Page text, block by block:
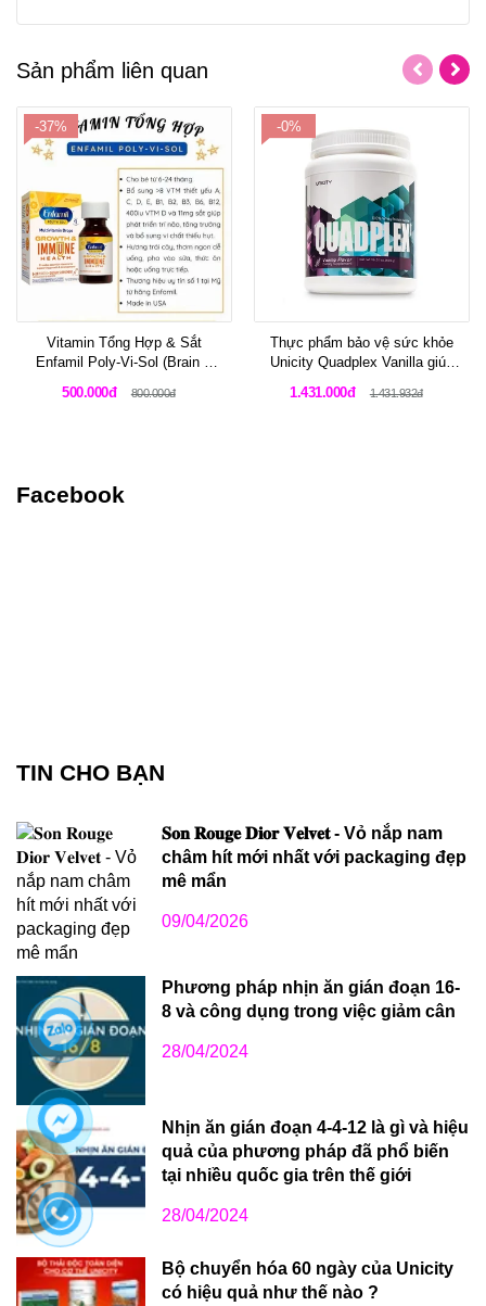
Sản phẩm liên quan
-37%
Vitamin Tổng Hợp & Sắt
Enfamil Poly-Vi-Sol (Brain &
500.000đ 800.000đ
-0%
Thực phẩm bảo vệ sức khỏe
Unicity Quadplex Vanilla giúp
soát cân nặng cho vận động
1.431.000đ 1.431.932đ
Facebook
TIN CHO BẠN
𝐒𝐨𝐧 𝐑𝐨𝐮𝐠𝐞 𝐃𝐢𝐨𝐫 𝐕𝐞𝐥𝐯𝐞𝐭 - Vỏ nắp nam
châm hít mới nhất với packaging đẹp
mê mẩn
09/04/2026
Phương pháp nhịn ăn gián đoạn 16-
8 và công dụng trong việc giảm cân
28/04/2024
Nhịn ăn gián đoạn 4-4-12 là gì và hiệu
quả của phương pháp đã phổ biến
tại nhiều quốc gia trên thế giới
28/04/2024
Bộ chuyển hóa 60 ngày của Unicity
có hiệu quả như thế nào ?